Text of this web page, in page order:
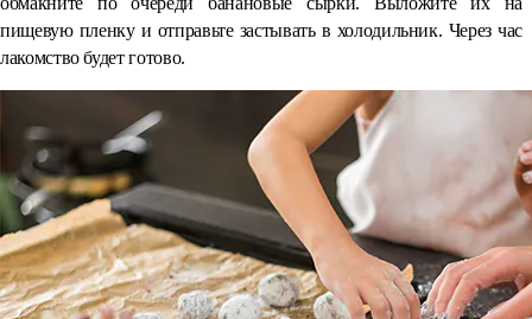
пищевую пленку и отправьте застывать в холодильник. Через час
лакомство будет готово.